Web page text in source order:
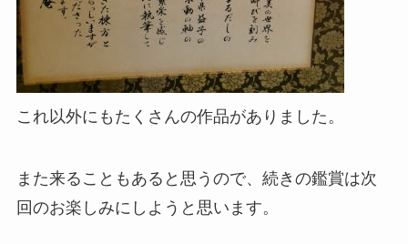
これ以外にもたくさんの作品がありました。
また来ることもあると思うので、続きの鑑賞は次
回のお楽しみにしようと思います。